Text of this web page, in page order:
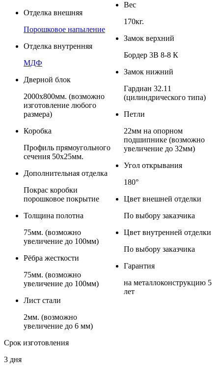
Отделка внешняя
Порошковое напыление
Отделка внутренняя
МДФ
Дверной блок
2000х800мм. (возможно
изготовление любого
размера)
Коробка
Профиль прямоугольного
сечения 50x25мм.
Дополнительная отделка
Покрас коробки
порошковое покрытие
Толщина полотна
75мм. (возможно
увеличение до 100мм)
Рёбра жесткости
75мм. (возможно
увеличение до 100мм)
Лист стали
2мм. (возможно
увеличение до 6 мм)
Вес
170кг.
Замок верхний
Бордер 3В 8-8 К
Замок нижний
Гардиан 32.11
(цилиндрического типа)
Петли
22мм на опорном
подшипнике (возможно
увеличение до 32мм)
Угол открывания
180°
Цвет внешней отделки
По выбору заказчика
Цвет внутренней отделки
По выбору заказчика
Гарантия
на металлоконструкцию 5
лет
Срок изготовления
3 дня